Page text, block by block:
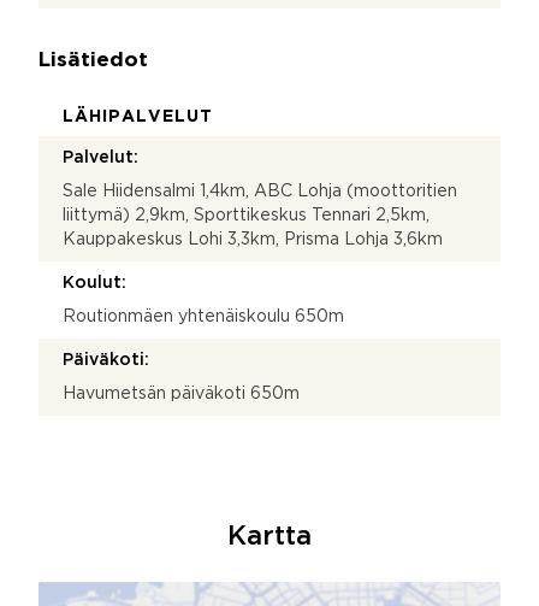
Lisätiedot
LÄHIPALVELUT
Palvelut:
Sale Hiidensalmi 1,4km, ABC Lohja (moottoritien
liittymä) 2,9km, Sporttikeskus Tennari 2,5km,
Kauppakeskus Lohi 3,3km, Prisma Lohja 3,6km
Koulut:
Routionmäen yhtenäiskoulu 650m
Päiväkoti:
Havumetsän päiväkoti 650m
Kartta